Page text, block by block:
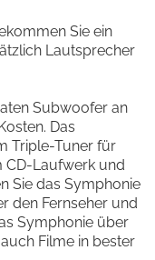
Sie ein
Lautsprecher
Subwoofer an
Das
Triple-Tuner für
CD-Laufwerk und
Sie das Symphonie
den Fernseher und
Symphonie über
Filme in bester